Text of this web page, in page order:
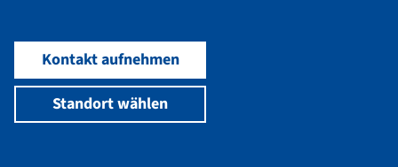
Kontakt aufnehmen
Standort wählen